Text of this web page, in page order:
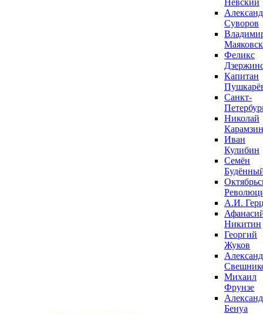
Невский
Суворов
Феликс
Капитан
Санкт-
Николай
Карамзин
Иван
Кулибин
Семён
А.И.
Никитин
Георгий
Жуков
Михаил
Фрунзе
Бенуа